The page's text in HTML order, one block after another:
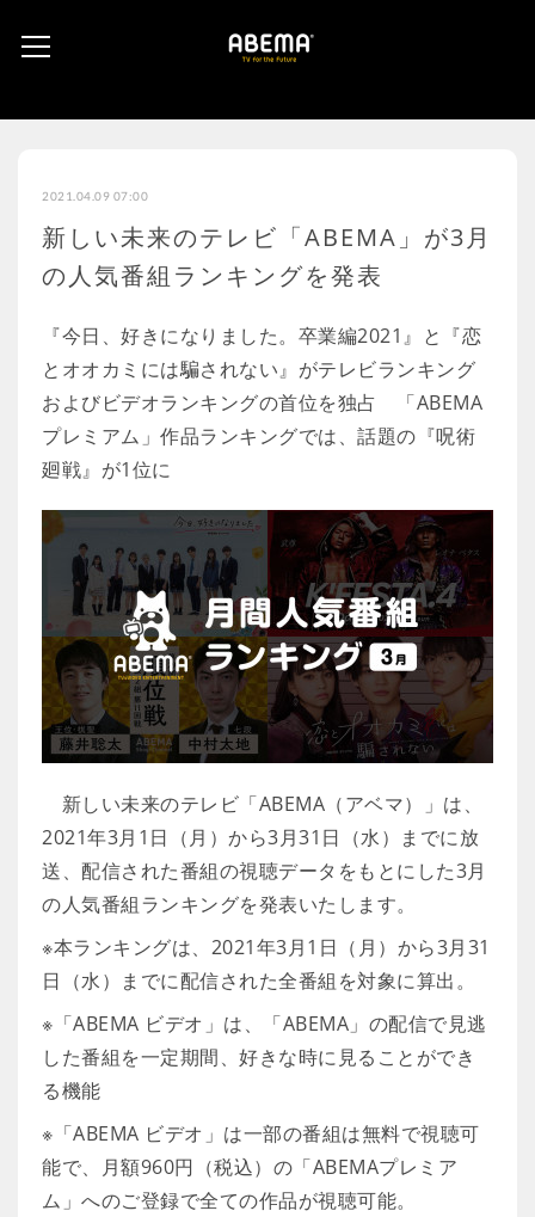
2021.04.09 07:00
新しい未来のテレビ「ABEMA」が3月
の人気番組ランキングを発表
『今日、好きになりました。卒業編2021』と『恋
とオオカミには騙されない』がテレビランキング
およびビデオランキングの首位を独占 「ABEMA
プレミアム」作品ランキングでは、話題の『呪術
廻戦』が1位に
新しい未来のテレビ「ABEMA（アベマ）」は、
2021年3月1日（月）から3月31日（水）までに放
送、配信された番組の視聴データをもとにした3月
の人気番組ランキングを発表いたします。
※本ランキングは、2021年3月1日（月）から3月31
日（水）までに配信された全番組を対象に算出。
※「ABEMA ビデオ」は、「ABEMA」の配信で見逃
した番組を一定期間、好きな時に見ることができ
る機能
※「ABEMA ビデオ」は一部の番組は無料で視聴可
能で、月額960円（税込）の「ABEMAプレミア
ム」へのご登録で全ての作品が視聴可能。